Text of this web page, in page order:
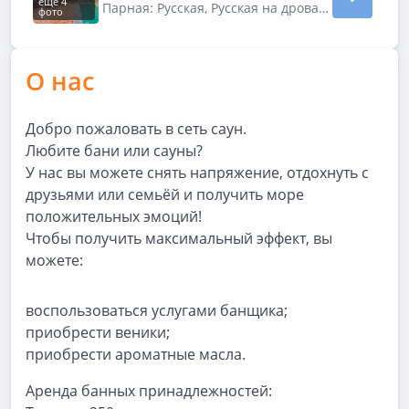
фото
Парная: Русская, Русская на дровах, С веником
Показать подробности зала Зал 2
О нас
Добро пожаловать в сеть саун.
Любите бани или сауны?
У нас вы можете снять напряжение, отдохнуть с
друзьями или семьёй и получить море
положительных эмоций!
Чтобы получить максимальный эффект, вы
можете:
воспользоваться услугами банщика;
приобрести веники;
приобрести ароматные масла.
Аренда банных принадлежностей: